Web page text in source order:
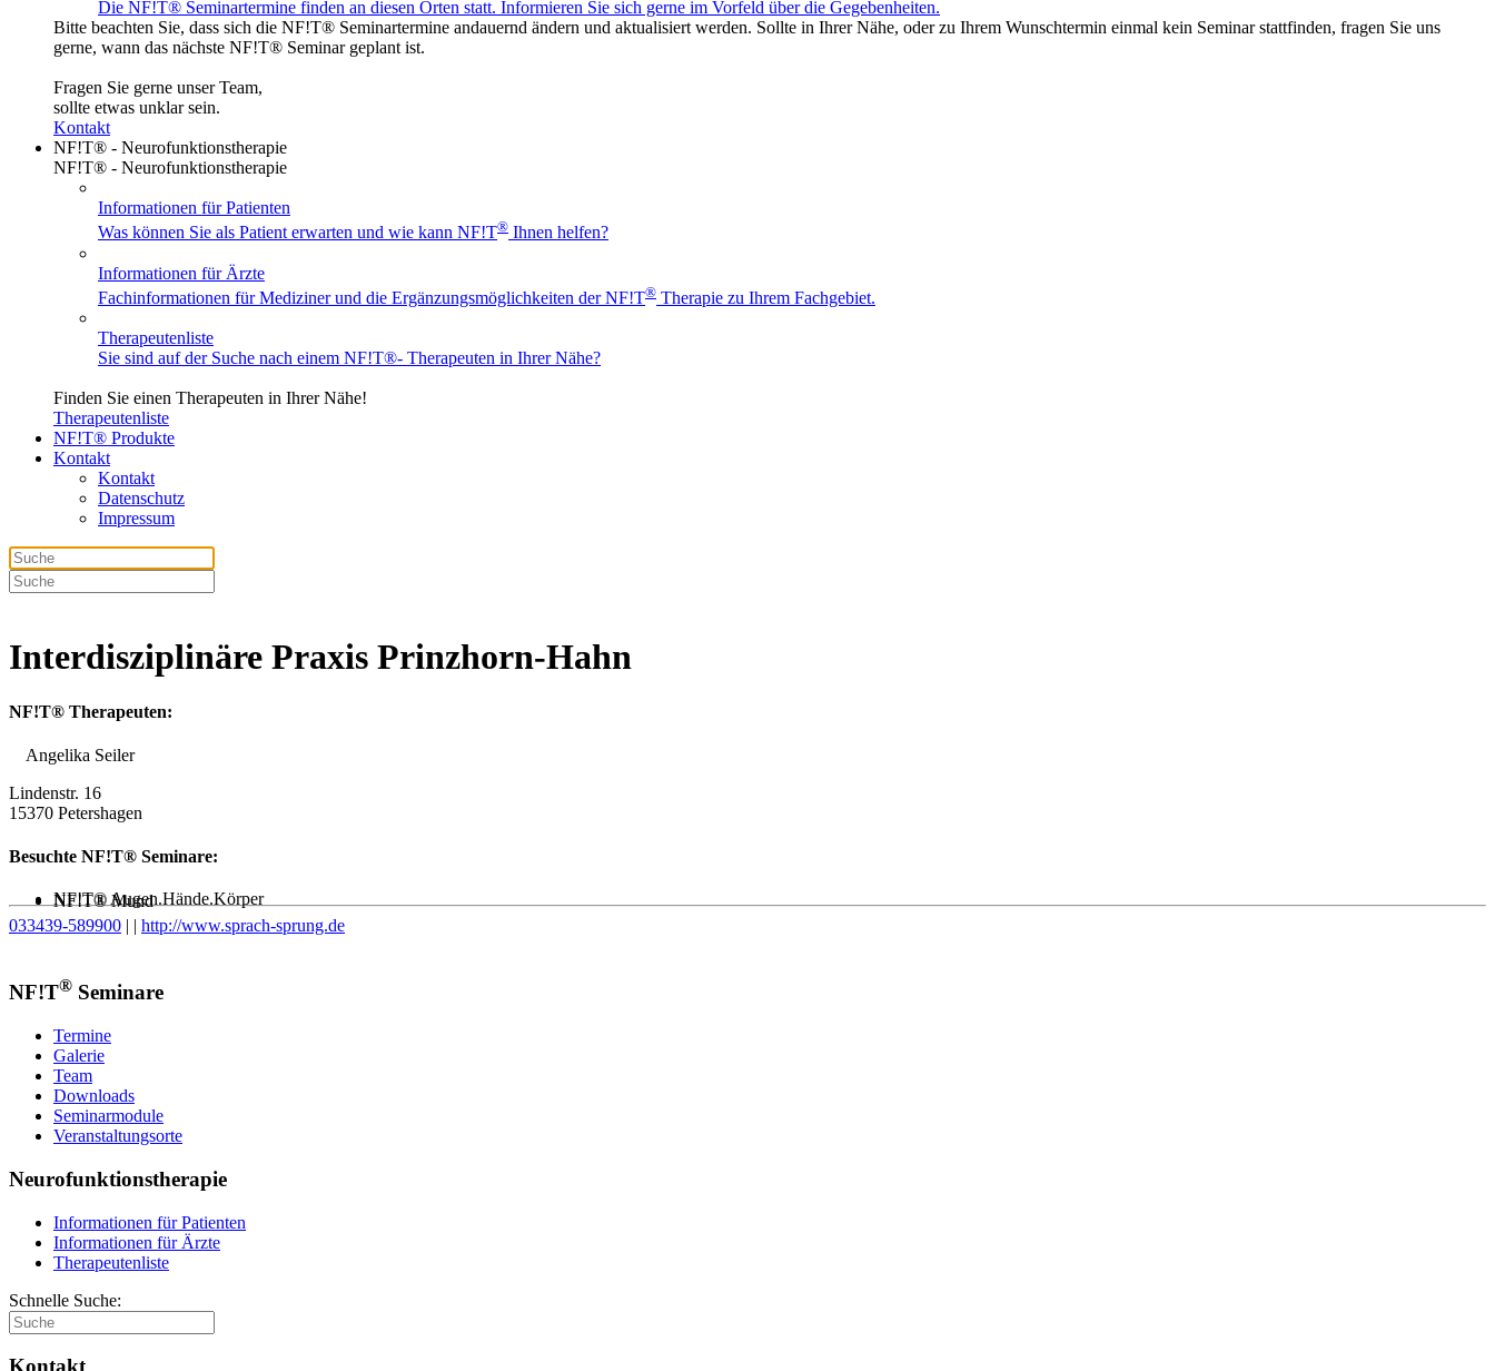
Die NF!T® Seminartermine finden an diesen Orten statt. Informieren Sie sich gerne im Vorfeld über die Gegebenheiten.
Bitte beachten Sie, dass sich die NF!T® Seminartermine andauernd ändern und aktualisiert werden. Sollte in Ihrer Nähe, oder zu Ihrem Wunschtermin einmal kein Seminar stattfinden, fragen Sie uns
gerne, wann das nächste NF!T® Seminar geplant ist.
Fragen Sie gerne unser Team,
sollte etwas unklar sein.
Kontakt
NF!T® - Neurofunktionstherapie
NF!T® - Neurofunktionstherapie
Informationen für Patienten
Was können Sie als Patient erwarten und wie kann NF!T® Ihnen helfen?
Informationen für Ärzte
Fachinformationen für Mediziner und die Ergänzungsmöglichkeiten der NF!T® Therapie zu Ihrem Fachgebiet.
Therapeutenliste
Sie sind auf der Suche nach einem NF!T®- Therapeuten in Ihrer Nähe?
Finden Sie einen Therapeuten in Ihrer Nähe!
Therapeutenliste
NF!T® Produkte
Kontakt
Kontakt
Datenschutz
Impressum
Interdisziplinäre Praxis Prinzhorn-Hahn
NF!T® Therapeuten:
Angelika Seiler
Lindenstr. 16
15370 Petershagen
Besuchte NF!T® Seminare:
NF!T® Mund
NF!T® Augen.Hände.Körper
033439-589900 | | http://www.sprach-sprung.de
NF!T® Seminare
Termine
Galerie
Team
Downloads
Seminarmodule
Veranstaltungsorte
Neurofunktionstherapie
Informationen für Patienten
Informationen für Ärzte
Therapeutenliste
Schnelle Suche: